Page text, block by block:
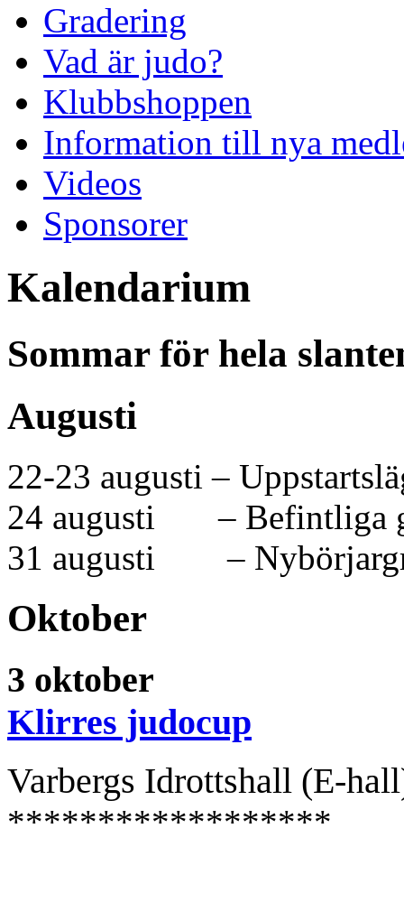
Gradering
Vad är judo?
Klubbshoppen
Information till nya
Videos
Sponsorer
Kalendarium
Sommar för hela
Augusti
22-23 augusti –
24 augusti – Befintliga
31 augusti –
Oktober
3 oktober
Klirres judocup
Varbergs Idrottshall (E-
******************